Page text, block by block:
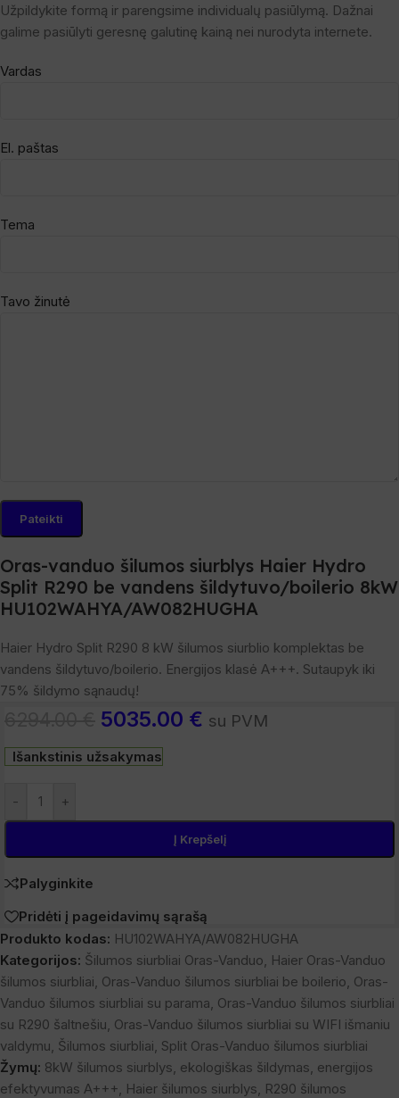
Užpildykite formą ir parengsime individualų pasiūlymą. Dažnai
galime pasiūlyti geresnę galutinę kainą nei nurodyta internete.
Vardas
El. paštas
Tema
Tavo žinutė
Oras-vanduo šilumos siurblys Haier Hydro
Split R290 be vandens šildytuvo/boilerio 8kW
HU102WAHYA/AW082HUGHA
Haier Hydro Split R290 8 kW šilumos siurblio komplektas be
vandens šildytuvo/boilerio. Energijos klasė A+++. Sutaupyk iki
75% šildymo sąnaudų!
5035.00 € su PVM
Išankstinis užsakymas
- +
Į Krepšelį
Palyginkite
Pridėti į pageidavimų sąrašą
Produkto kodas: HU102WAHYA/AW082HUGHA
Kategorijos: Šilumos siurbliai Oras-Vanduo Haier Oras-Vanduo
šilumos siurbliai Oras-Vanduo šilumos siurbliai be boilerio Oras-
Vanduo šilumos siurbliai su parama Oras-Vanduo šilumos siurbliai
su R290 šaltnešiu Oras-Vanduo šilumos siurbliai su WIFI išmaniu
valdymu Šilumos siurbliai Split Oras-Vanduo šilumos siurbliai
Žymų: 8kW šilumos siurblys ekologiškas šildymas energijos
efektyvumas A+++ Haier šilumos siurblys R290 šilumos